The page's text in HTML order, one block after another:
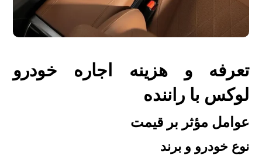
تعرفه و هزینه اجاره خودرو
لوکس با راننده
عوامل مؤثر بر قیمت
نوع خودرو و برند